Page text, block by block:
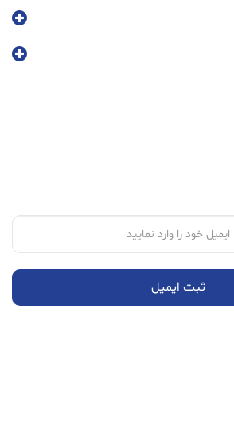
ثبت ایمیل